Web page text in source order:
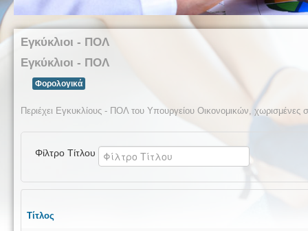
Εγκύκλιοι - ΠΟΛ
Εγκύκλιοι - ΠΟΛ
Φορολογικά
Περιέχει Εγκυκλίους - ΠΟΛ του Υπουργείου Οικονομικών, χωρισμένες
Φίλτρο Τίτλου
Τίτλος